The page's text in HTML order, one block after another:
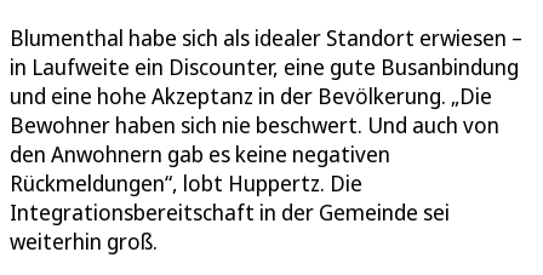
Blumenthal habe sich als idealer Standort erwiesen –
in Laufweite ein Discounter, eine gute Busanbindung
und eine hohe Akzeptanz in der Bevölkerung. „Die
Bewohner haben sich nie beschwert. Und auch von
den Anwohnern gab es keine negativen
Rückmeldungen“, lobt Huppertz. Die
Integrationsbereitschaft in der Gemeinde sei
weiterhin groß.